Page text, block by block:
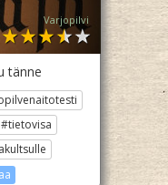
Varjopilvi
tänne
#tietovisa